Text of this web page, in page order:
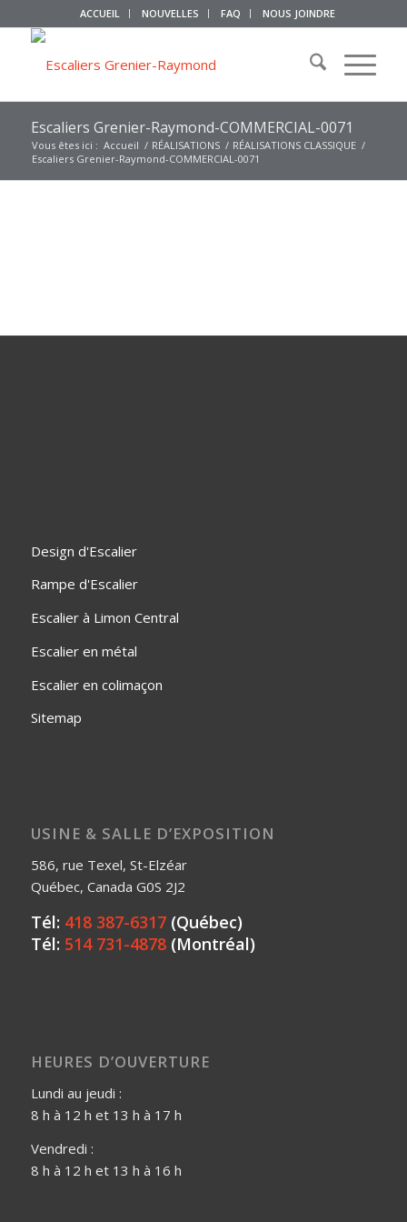
ACCUEIL NOUVELLES FAQ NOUS JOINDRE
Escaliers Grenier-Raymond-COMMERCIAL-0071
Vous êtes ici : Accueil / RÉALISATIONS / RÉALISATIONS CLASSIQUE /
Escaliers Grenier-Raymond-COMMERCIAL-0071
Design d'Escalier
Rampe d'Escalier
Escalier à Limon Central
Escalier en métal
Escalier en colimaçon
Sitemap
USINE & SALLE D’EXPOSITION
586, rue Texel, St-Elzéar
Québec, Canada G0S 2J2
Tél: 418 387-6317(Québec)
Tél: 514 731-4878(Montréal)
HEURES D’OUVERTURE
Lundi au jeudi :
8 h à 12 h et 13 h à 17 h
Vendredi :
8 h à 12 h et 13 h à 16 h